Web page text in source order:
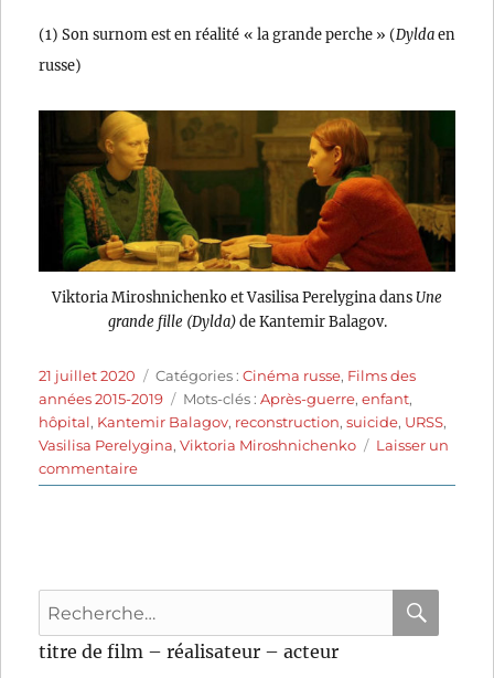
(1) Son surnom est en réalité « la grande perche » (Dyldaen
russe)
Viktoria Miroshnichenko et Vasilisa Perelygina dansUne
grande fille (Dylda)de Kantemir Balagov.
Publié
le
21 juillet 2020 Catégories
Catégories :Cinéma russe, Films des
années 2015-2019
Étiquettes
Mots-clés :Après-guerre,enfant,
hôpital, Kantemir Balagov, reconstruction,suicide, URSS,
Vasilisa Perelygina,Viktoria Miroshnichenko
Laisser un
commentairesur
Une
Kantemir
Recherche
pour
:
titre de film – réalisateur – acteur